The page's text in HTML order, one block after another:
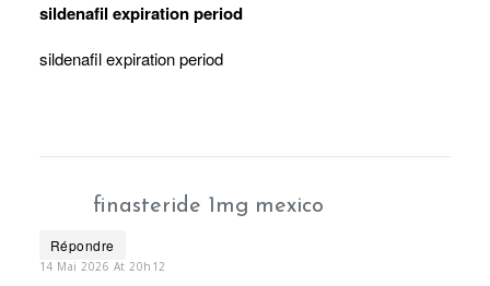
sildenafil expiration period
sildenafil expiration period
finasteride 1mg mexico
Répondre
14 Mai 2026 At 20h12